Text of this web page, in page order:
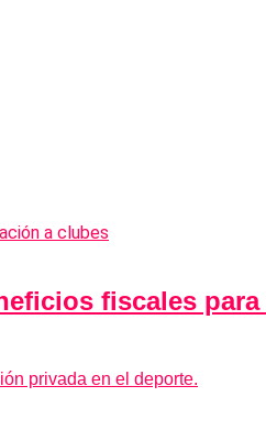
fiscales
privada en el deporte.